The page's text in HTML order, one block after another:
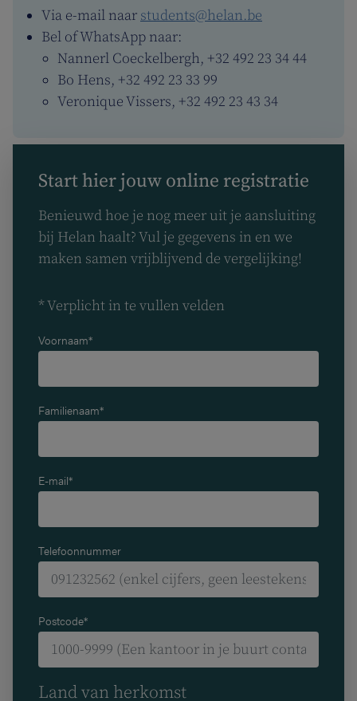
Via e-mail naar students@helan.be
Bel of WhatsApp naar:
Nannerl Coeckelbergh, +32 492 23 34 44
Bo Hens, +32 492 23 33 99
Veronique Vissers, +32 492 23 43 34
Start hier jouw online registratie
Benieuwd hoe je nog meer uit je aansluiting
bij Helan haalt? Vul je gegevens in en we
maken samen vrijblijvend de vergelijking!
* Verplicht in te vullen velden
Voornaam*
Familienaam*
E-mail*
Telefoonnummer
Postcode*
Land van herkomst